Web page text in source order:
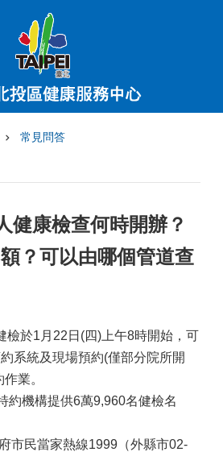
常見問答
健康檢查何時開辦？
？可以由哪個管道查
檢於1月22日(四)上午8時開始，可
系統及現場預約(僅部分院所開
業。
約機構提供6萬9,960名健檢名
市民當家熱線1999（外縣市02-